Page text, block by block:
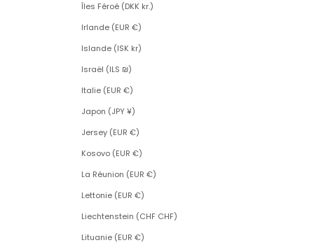
Îles Féroé (DKK kr.)
Irlande (EUR €)
Islande (ISK kr)
Israël (ILS ₪)
Italie (EUR €)
Japon (JPY ¥)
Jersey (EUR €)
Kosovo (EUR €)
La Réunion (EUR €)
Lettonie (EUR €)
Liechtenstein (CHF CHF)
Lituanie (EUR €)